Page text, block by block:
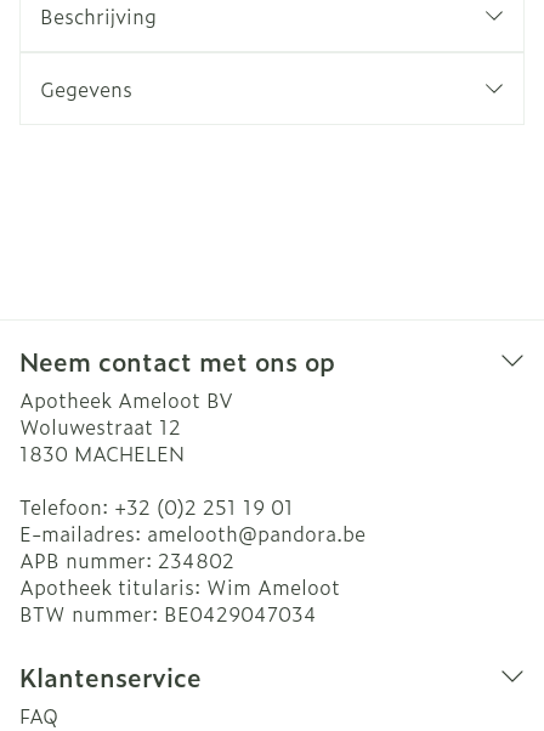
Beschrijving
Gegevens
Neem contact met ons op
Apotheek Ameloot BV
Woluwestraat 12
1830 MACHELEN
Telefoon: +32 (0)2 251 19 01
E-mailadres: amelooth@pandora.be
APB nummer: 234802
Apotheek titularis: Wim Ameloot
BTW nummer: BE0429047034
Klantenservice
FAQ